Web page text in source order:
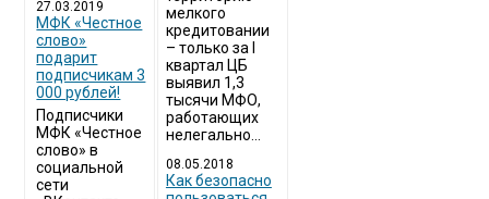
27.03.2019
МФК «Честное
слово»
подарит
подписчикам 3
000 рублей!
Подписчики
МФК «Честное
слово» в
социальной
сети
мелкого
кредитовании
– только за I
квартал ЦБ
выявил 1,3
тысячи МФО,
работающих
нелегально...
08.05.2018
Как безопасно